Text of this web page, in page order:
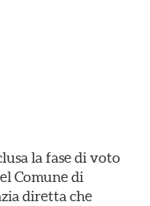
la fase di voto
Comune di
diretta che